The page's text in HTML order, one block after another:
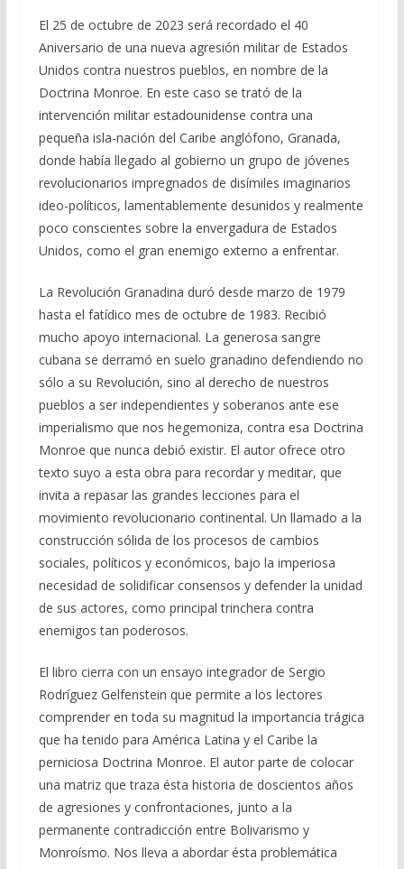
El 25 de octubre de 2023 será recordado el 40
Aniversario de una nueva agresión militar de Estados
Unidos contra nuestros pueblos, en nombre de la
Doctrina Monroe. En este caso se trató de la
intervención militar estadounidense contra una
pequeña isla-nación del Caribe anglófono, Granada,
donde había llegado al gobierno un grupo de jóvenes
revolucionarios impregnados de disímiles imaginarios
ideo-políticos, lamentablemente desunidos y realmente
poco conscientes sobre la envergadura de Estados
Unidos, como el gran enemigo externo a enfrentar.
La Revolución Granadina duró desde marzo de 1979
hasta el fatídico mes de octubre de 1983. Recibió
mucho apoyo internacional. La generosa sangre
cubana se derramó en suelo granadino defendiendo no
sólo a su Revolución, sino al derecho de nuestros
pueblos a ser independientes y soberanos ante ese
imperialismo que nos hegemoniza, contra esa Doctrina
Monroe que nunca debió existir. El autor ofrece otro
texto suyo a esta obra para recordar y meditar, que
invita a repasar las grandes lecciones para el
movimiento revolucionario continental. Un llamado a la
construcción sólida de los procesos de cambios
sociales, políticos y económicos, bajo la imperiosa
necesidad de solidificar consensos y defender la unidad
de sus actores, como principal trinchera contra
enemigos tan poderosos.
El libro cierra con un ensayo integrador de Sergio
Rodríguez Gelfenstein que permite a los lectores
comprender en toda su magnitud la importancia trágica
que ha tenido para América Latina y el Caribe la
perniciosa Doctrina Monroe. El autor parte de colocar
una matriz que traza ésta historia de doscientos años
de agresiones y confrontaciones, junto a la
permanente contradicción entre Bolivarismo y
Monroísmo. Nos lleva a abordar ésta problemática